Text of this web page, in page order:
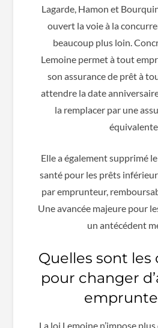
Lagarde, Hamon et
ouvert la voie à la
beaucoup plus loin.
Lemoine permet à tout
son assurance de prêt à
attendre la date
la remplacer par une
Elle a également supprimé
santé pour les prêts
par emprunteur,
Une avancée majeure pour
un antécédent
Quelles sont
pour changer
La loi Lemoine n’impose